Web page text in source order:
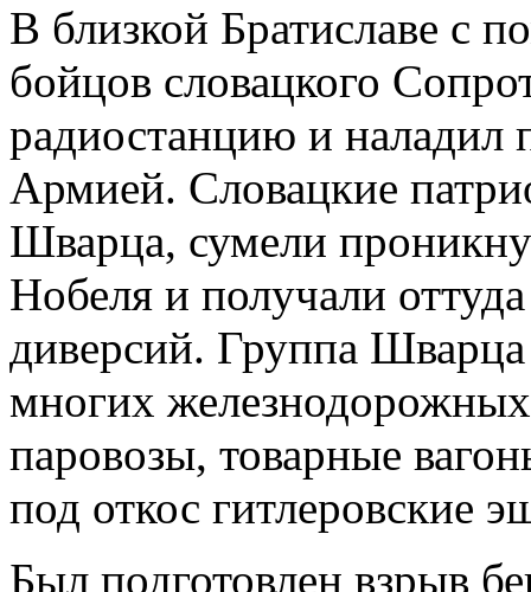
В близкой Братиславе с
бойцов словацкого
радиостанцию и наладил
Армией. Словацкие
Шварца, сумели
Нобеля и получали
диверсий. Группа Шварца
многих
паровозы, товарные
под откос гитлеровские
Был подготовлен взрыв